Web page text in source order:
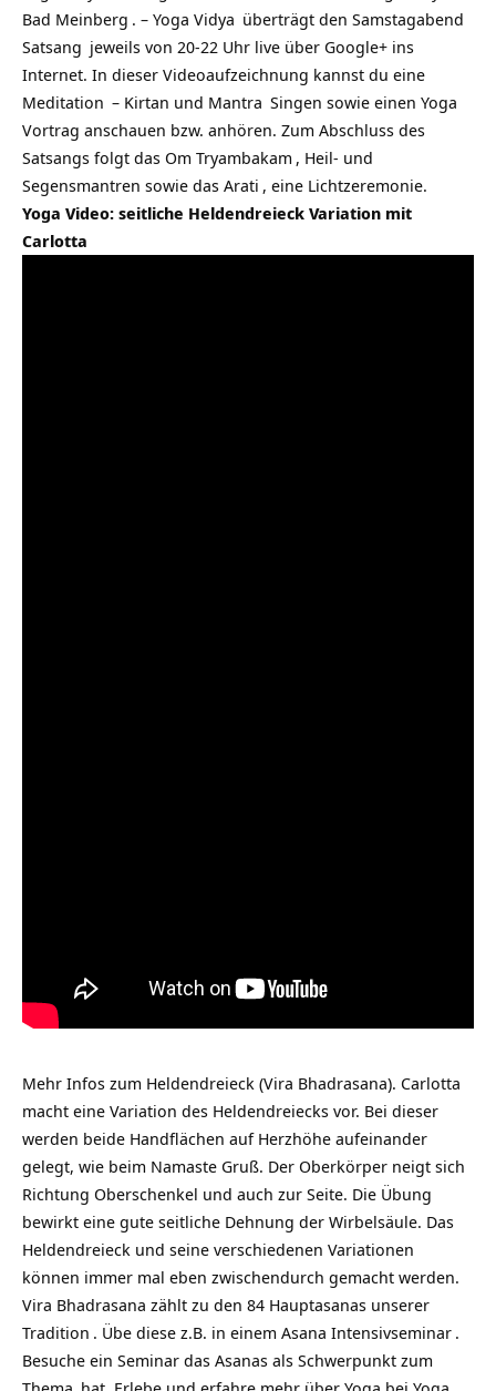
Bad Meinberg . – Yoga Vidya überträgt den Samstagabend
Satsang jeweils von 20-22 Uhr live über Google+ ins
Internet. In dieser Videoaufzeichnung kannst du eine
Meditation – Kirtan und Mantra Singen sowie einen Yoga
Vortrag anschauen bzw. anhören. Zum Abschluss des
Satsangs folgt das Om Tryambakam , Heil- und
Segensmantren sowie das Arati , eine Lichtzeremonie.
Yoga Video: seitliche Heldendreieck Variation mit
Carlotta
Mehr Infos zum Heldendreieck (Vira Bhadrasana). Carlotta
macht eine Variation des Heldendreiecks vor. Bei dieser
werden beide Handflächen auf Herzhöhe aufeinander
gelegt, wie beim Namaste Gruß. Der Oberkörper neigt sich
Richtung Oberschenkel und auch zur Seite. Die Übung
bewirkt eine gute seitliche Dehnung der Wirbelsäule. Das
Heldendreieck und seine verschiedenen Variationen
können immer mal eben zwischendurch gemacht werden.
Vira Bhadrasana zählt zu den 84 Hauptasanas unserer
Tradition . Übe diese z.B. in einem Asana Intensivseminar .
Besuche ein Seminar das Asanas als Schwerpunkt zum